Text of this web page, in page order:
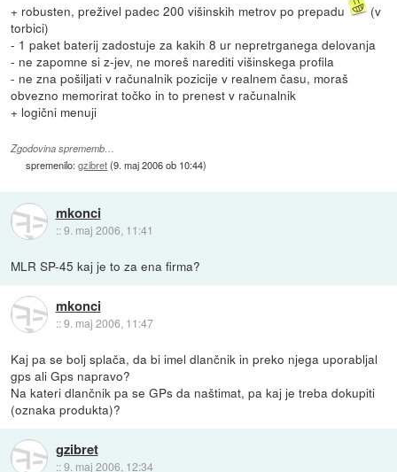
+ robusten, preživel padec 200 višinskih metrov po prepadu
(v
torbici)
- 1 paket baterij zadostuje za kakih 8 ur nepretrganega delovanja
- ne zapomne si z-jev, ne moreš narediti višinskega profila
- ne zna pošiljati v računalnik pozicije v realnem času, moraš
obvezno memorirat točko in to prenest v računalnik
+ logični menuji
Zgodovina sprememb…
spremenilo:gzibret(9. maj 2006 ob 10:44)
mkonci
::9. maj 2006, 11:41
MLR SP-45 kaj je to za ena firma?
mkonci
::9. maj 2006, 11:47
Kaj pa se bolj splača, da bi imel dlančnik in preko njega uporabljal
gps ali Gps napravo?
Na kateri dlančnik pa se GPs da naštimat, pa kaj je treba dokupiti
(oznaka produkta)?
gzibret
::9. maj 2006, 12:34